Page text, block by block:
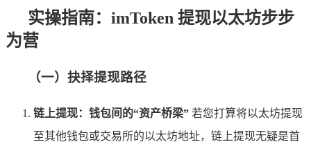
实操指南：imToken 提现以太坊步步
为营
（一）抉择提现路径
链上提现：钱包间的“资产桥梁” 若您打算将以太坊提现
至其他钱包或交易所的以太坊地址，链上提现无疑是首